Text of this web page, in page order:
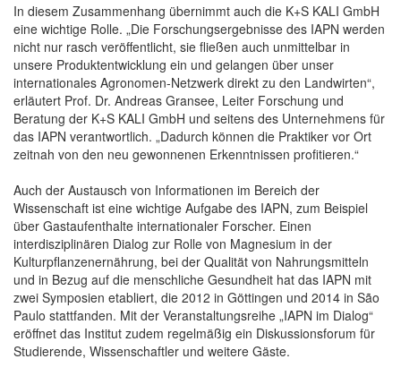
In diesem Zusammenhang übernimmt auch die K+S KALI GmbH
eine wichtige Rolle. „Die Forschungsergebnisse des IAPN werden
nicht nur rasch veröffentlicht, sie fließen auch unmittelbar in
unsere Produktentwicklung ein und gelangen über unser
internationales Agronomen-Netzwerk direkt zu den Landwirten“,
erläutert Prof. Dr. Andreas Gransee, Leiter Forschung und
Beratung der K+S KALI GmbH und seitens des Unternehmens für
das IAPN verantwortlich. „Dadurch können die Praktiker vor Ort
zeitnah von den neu gewonnenen Erkenntnissen profitieren.“
Auch der Austausch von Informationen im Bereich der
Wissenschaft ist eine wichtige Aufgabe des IAPN, zum Beispiel
über Gastaufenthalte internationaler Forscher. Einen
interdisziplinären Dialog zur Rolle von Magnesium in der
Kulturpflanzenernährung, bei der Qualität von Nahrungsmitteln
und in Bezug auf die menschliche Gesundheit hat das IAPN mit
zwei Symposien etabliert, die 2012 in Göttingen und 2014 in São
Paulo stattfanden. Mit der Veranstaltungsreihe „IAPN im Dialog“
eröffnet das Institut zudem regelmäßig ein Diskussionsforum für
Studierende, Wissenschaftler und weitere Gäste.